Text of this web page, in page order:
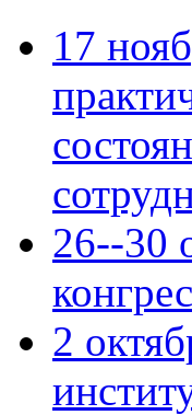
17
26--30
2